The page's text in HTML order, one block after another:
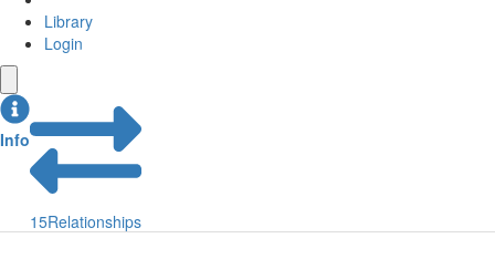
Library
Login
Info
15Relationships